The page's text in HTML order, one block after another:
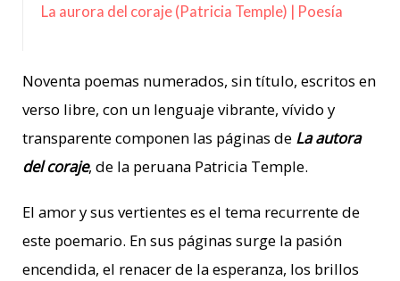
La aurora del coraje (Patricia Temple) | Poesía
Noventa poemas numerados, sin título, escritos en
verso libre, con un lenguaje vibrante, vívido y
transparente componen las páginas de La autora
del coraje, de la peruana Patricia Temple.
El amor y sus vertientes es el tema recurrente de
este poemario. En sus páginas surge la pasión
encendida, el renacer de la esperanza, los brillos